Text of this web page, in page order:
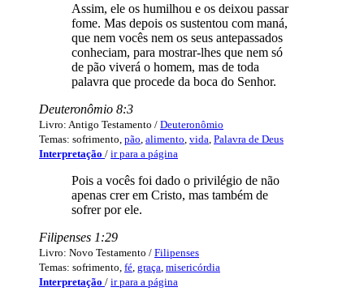
Assim, ele os humilhou e os deixou passar
fome. Mas depois os sustentou com maná,
que nem vocês nem os seus antepassados
conheciam, para mostrar-lhes que nem só
de pão viverá o homem, mas de toda
palavra que procede da boca do Senhor.
Deuteronômio 8:3
Livro: Antigo Testamento / Deuteronômio
Temas: sofrimento, pão alimento vida Palavra de Deus
Interpretação / ir para a página
Pois a vocês foi dado o privilégio de não
apenas crer em Cristo, mas também de
sofrer por ele.
Filipenses 1:29
Livro: Novo Testamento / Filipenses
Temas: sofrimento, fé graça misericórdia
Interpretação / ir para a página